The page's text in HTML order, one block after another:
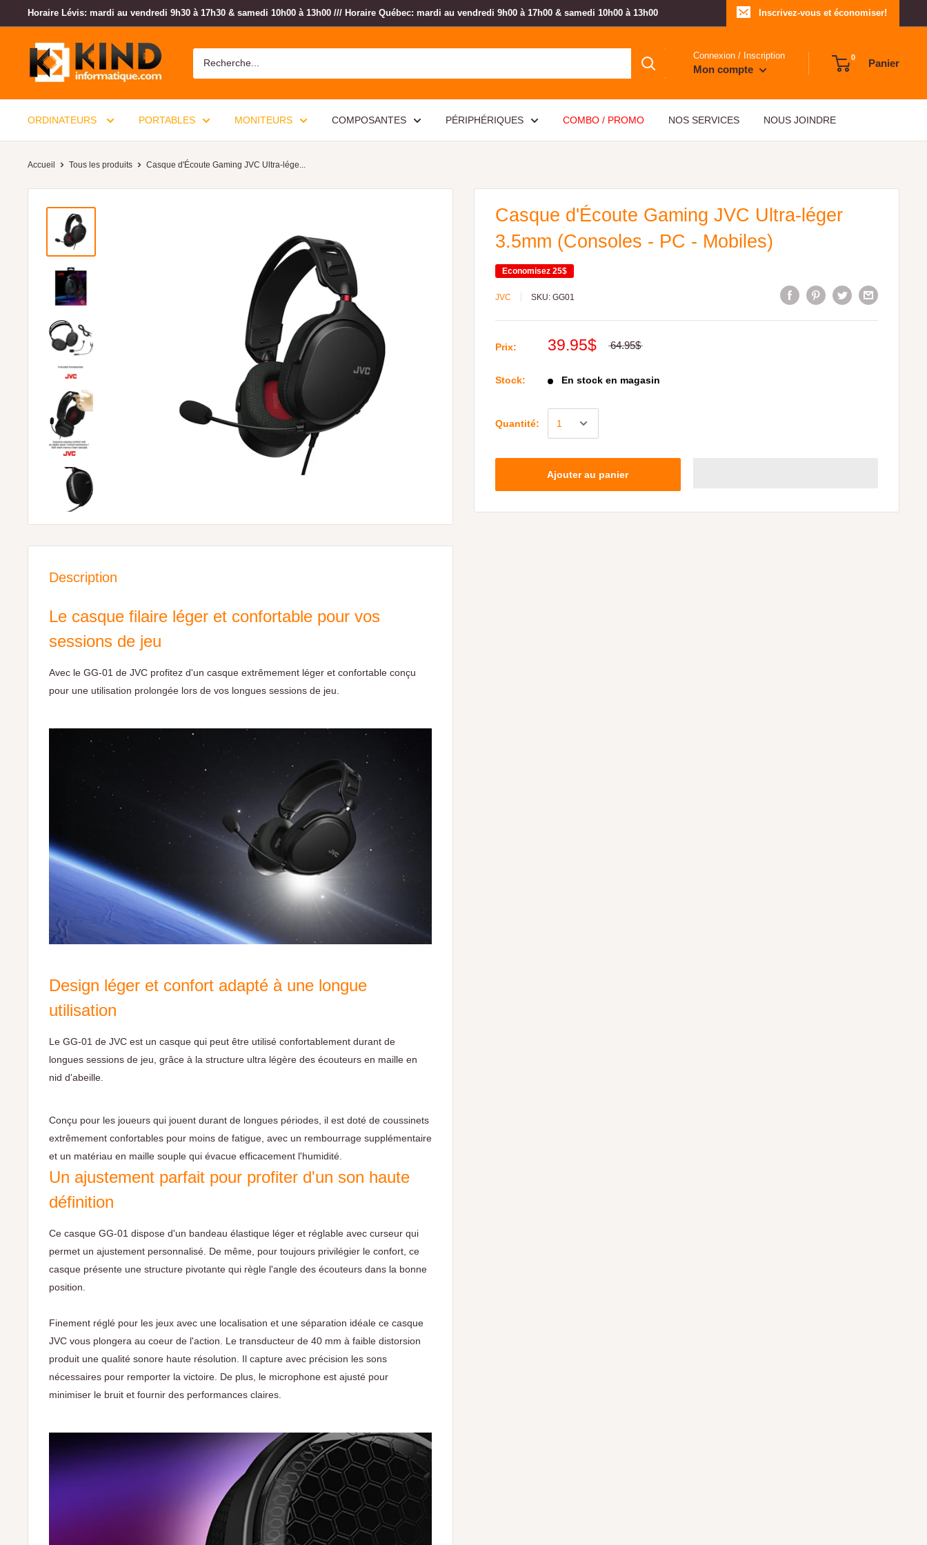
Horaire Lévis: mardi au vendredi 9h30 à 17h30 & samedi 10h00 à 13h00 /// Horaire Québec: mardi au vendredi 9h00 à 17h00 & samedi 10h00 à 13h00 Inscrivez-vous et économiser!
Connexion / Inscription
Mon compte
0 Panier
ORDINATEURS PORTABLES MONITEURS COMPOSANTES PÉRIPHÉRIQUES COMBO / PROMO NOS SERVICES NOUS JOINDRE
Accueil Tous les produits Casque d'Écoute Gaming JVC Ultra-lége...
Casque d'Écoute Gaming JVC Ultra-léger
3.5mm (Consoles - PC - Mobiles)
Economisez 25$
JVC SKU: GG01
Prix: 39.95$ 64.95$
Stock: En stock en magasin
Quantité:
Ajouter au panier
Description
Le casque filaire léger et confortable pour vos
sessions de jeu
Avec le GG-01 de JVC profitez d'un casque extrêmement léger et confortable conçu
pour une utilisation prolongée lors de vos longues sessions de jeu.
Design léger et confort adapté à une longue
utilisation
Le GG-01 de JVC est un casque qui peut être utilisé confortablement durant de
longues sessions de jeu, grâce à la structure ultra légère des écouteurs en maille en
nid d'abeille.
Conçu pour les joueurs qui jouent durant de longues périodes, il est doté de coussinets
extrêmement confortables pour moins de fatigue, avec un rembourrage supplémentaire
et un matériau en maille souple qui évacue efficacement l'humidité.
Un ajustement parfait pour profiter d'un son haute
définition
Ce casque GG-01 dispose d'un bandeau élastique léger et réglable avec curseur qui
permet un ajustement personnalisé. De même, pour toujours privilégier le confort, ce
casque présente une structure pivotante qui règle l'angle des écouteurs dans la bonne
position.
Finement réglé pour les jeux avec une localisation et une séparation idéale ce casque
JVC vous plongera au coeur de l'action. Le transducteur de 40 mm à faible distorsion
produit une qualité sonore haute résolution. Il capture avec précision les sons
nécessaires pour remporter la victoire. De plus, le microphone est ajusté pour
minimiser le bruit et fournir des performances claires.